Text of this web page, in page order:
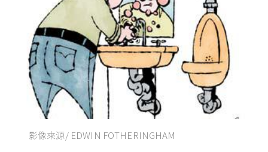
影像來源/ EDWIN FOTHERINGHAM